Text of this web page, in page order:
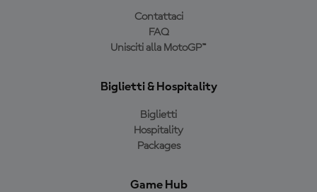
Contattaci
FAQ
Unisciti alla MotoGP™
Biglietti & Hospitality
Biglietti
Hospitality
Packages
Game Hub